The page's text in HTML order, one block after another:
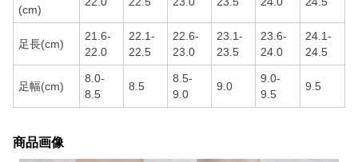
(cm)
足長(cm)
21.6-
22.0
22.1-
22.5
22.6-
23.0
23.1-
23.5
23.6-
24.0
24.1-
24.5
足幅(cm)
8.0-
8.5
8.5
8.5-
9.0
9.0
9.0-
9.5
9.5
商品画像